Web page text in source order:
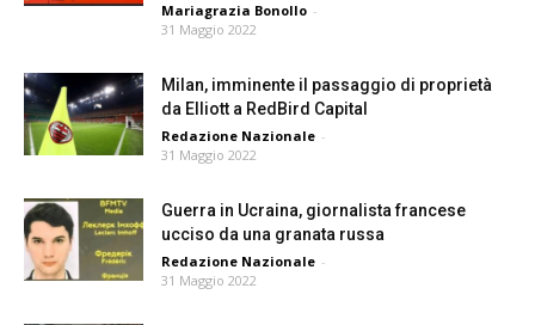
Mariagrazia Bonollo -
31 Maggio 2022
Milan, imminente il passaggio di proprietà
da Elliott a RedBird Capital
Redazione Nazionale -
31 Maggio 2022
Guerra in Ucraina, giornalista francese
ucciso da una granata russa
Redazione Nazionale -
31 Maggio 2022